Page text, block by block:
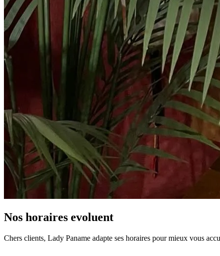
Nos horaires evoluent
Chers clients, Lady Paname adapte ses horaires pour mieux vous